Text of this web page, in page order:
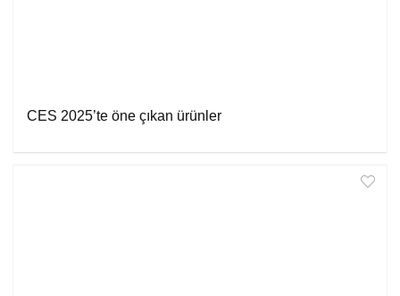
CES 2025’te öne çıkan ürünler